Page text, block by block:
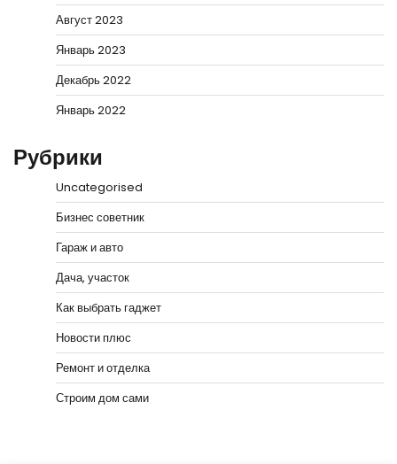
Август 2023
Январь 2023
Декабрь 2022
Январь 2022
Рубрики
Uncategorised
Бизнес советник
Гараж и авто
Дача, участок
Как выбрать гаджет
Новости плюс
Ремонт и отделка
Строим дом сами